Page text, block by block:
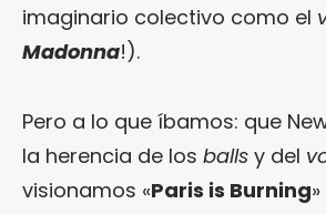
imaginario colectivo como el
Madonna!).
Pero a lo que íbamos: que
la herencia de los balls y del
visionamos «Paris is Burning